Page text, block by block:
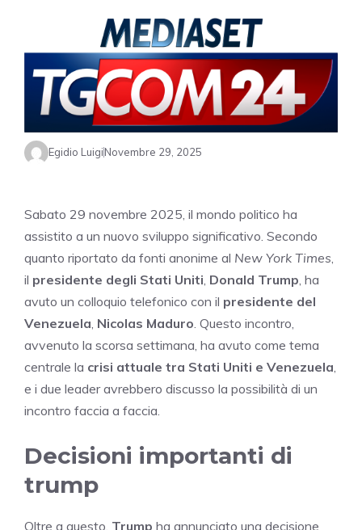
Egidio LuigiNovembre 29, 2025
Sabato 29 novembre 2025, il mondo politico ha
assistito a un nuovo sviluppo significativo. Secondo
quanto riportato da fonti anonime al New York Times
il presidente degli Stati Uniti Donald Trump , ha
avuto un colloquio telefonico con il presidente del
Venezuela Nicolas Maduro . Questo incontro,
avvenuto la scorsa settimana, ha avuto come tema
centrale la crisi attuale tra Stati Uniti e Venezuela
e i due leader avrebbero discusso la possibilità di un
incontro faccia a faccia.
Decisioni importanti di
trump
Oltre a questo, Trump ha annunciato una decisione